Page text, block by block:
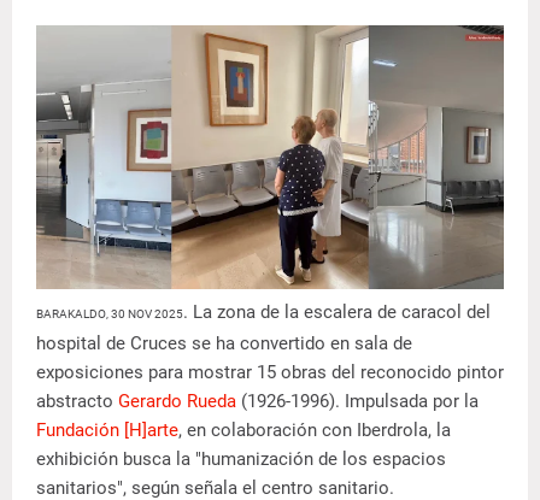
BARAKALDO, 30 NOV 2025. La zona de la escalera de caracol del
hospital de Cruces se ha convertido en sala de
exposiciones para mostrar 15 obras del reconocido pintor
abstracto Gerardo Rueda (1926-1996). Impulsada por la
Fundación [H]arte, en colaboración con Iberdrola, la
exhibición busca la "humanización de los espacios
sanitarios", según señala el centro sanitario.